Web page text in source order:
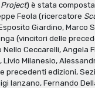
) è stata
Feola (ricercatore
Giardino, Marco
(vincitori delle
Ceccarelli, Angela
Livio Milanesio,
precedenti edizioni,
Ianzano, Fernando